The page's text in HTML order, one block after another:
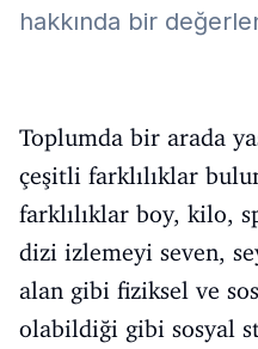
hakkında bir
Toplumda bir arada
çeşitli farklılıklar
farklılıklar boy, kilo,
dizi izlemeyi seven,
alan gibi fiziksel ve
olabildiği gibi sosyal